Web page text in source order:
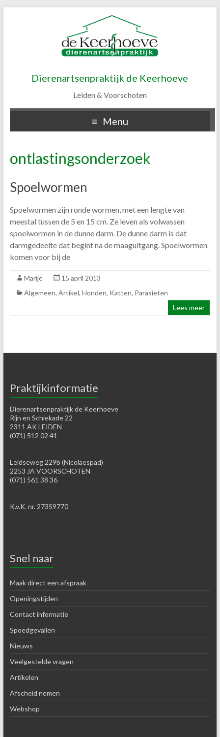
Dierenartsenpraktijk de Keerhoeve
Leiden & Voorschoten
Menu
ontlastingsonderzoek
Spoelwormen
Spoelwormen zijn ronde wormen, met een lengte van
meestal tussen de 5 en 15 cm. Ze leven als volwassen
spoelwormen in de dunne darm. De dunne darm is dat
darmgedeelte dat begint na de maaguitgang. Spoelwormen
komen voor bij de
Marije
15 april 2013
Algemeen, Artikel, Honden, Katten, Parasieten
Lees meer
Praktijkinformatie
Dierenartsenpraktijk de Keerhoeve
Rijn en Schiekade 22
2311 AK LEIDEN
(071) 512 02 41
Leidseweg 229b (Nicolaespad)
2253 JA VOORSCHOTEN
(071) 561 38 36
K.v.K. nr. 27359770
Snel naar
Maak direct een afspraak
Openingstijden
Contact informatie
Spoedgevallen
Nieuws
Veelgestelde vragen
Artikelen
Afscheid nemen
Webshop